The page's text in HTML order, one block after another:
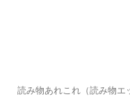
読み物あれこれ（読み物